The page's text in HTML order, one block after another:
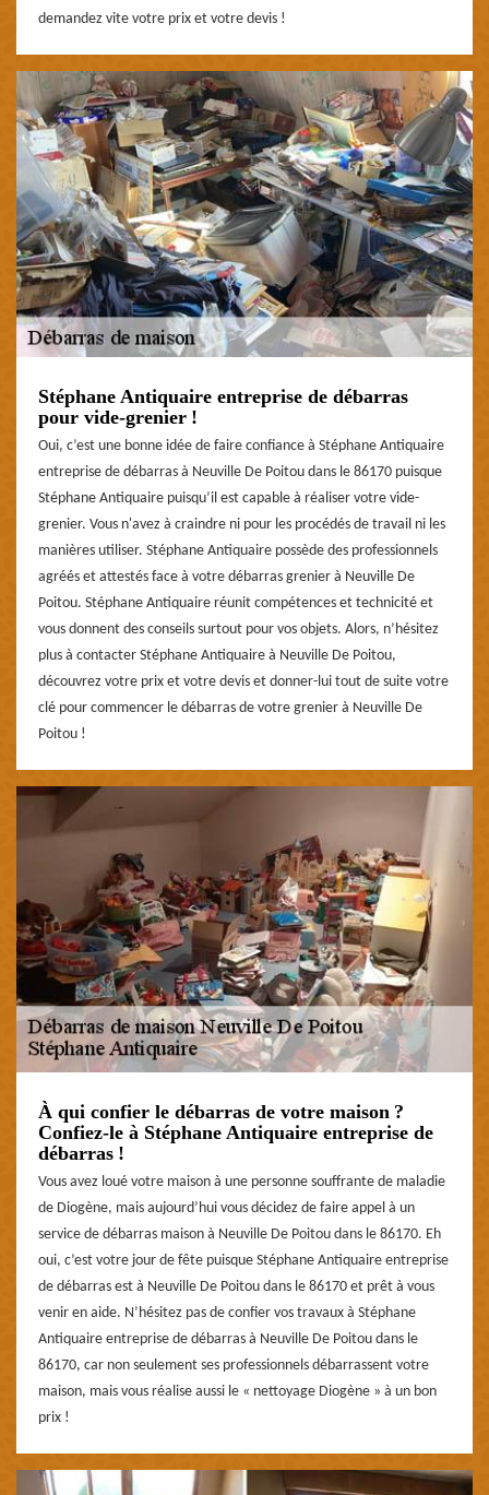
demandez vite votre prix et votre devis !
Stéphane Antiquaire entreprise de débarras
pour vide-grenier !
Oui, c’est une bonne idée de faire confiance à Stéphane Antiquaire
entreprise de débarras à Neuville De Poitou dans le 86170 puisque
Stéphane Antiquaire puisqu’il est capable à réaliser votre vide-
grenier. Vous n'avez à craindre ni pour les procédés de travail ni les
manières utiliser. Stéphane Antiquaire possède des professionnels
agréés et attestés face à votre débarras grenier à Neuville De
Poitou. Stéphane Antiquaire réunit compétences et technicité et
vous donnent des conseils surtout pour vos objets. Alors, n’hésitez
plus à contacter Stéphane Antiquaire à Neuville De Poitou,
découvrez votre prix et votre devis et donner-lui tout de suite votre
clé pour commencer le débarras de votre grenier à Neuville De
Poitou !
À qui confier le débarras de votre maison ?
Confiez-le à Stéphane Antiquaire entreprise de
débarras !
Vous avez loué votre maison à une personne souffrante de maladie
de Diogène, mais aujourd’hui vous décidez de faire appel à un
service de débarras maison à Neuville De Poitou dans le 86170. Eh
oui, c’est votre jour de fête puisque Stéphane Antiquaire entreprise
de débarras est à Neuville De Poitou dans le 86170 et prêt à vous
venir en aide. N’hésitez pas de confier vos travaux à Stéphane
Antiquaire entreprise de débarras à Neuville De Poitou dans le
86170, car non seulement ses professionnels débarrassent votre
maison, mais vous réalise aussi le « nettoyage Diogène » à un bon
prix !